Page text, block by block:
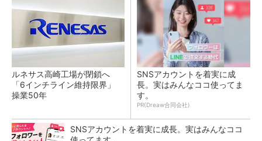
ルネサス高崎工場が閉鎖へ
「6インチライン維持限界」
操業50年
SNSアカウントを着実に成
長。実はみんなココ使ってま
す。
PR(Dreaw合同会社)
SNSアカウントを着実に成長。実はみんなココ